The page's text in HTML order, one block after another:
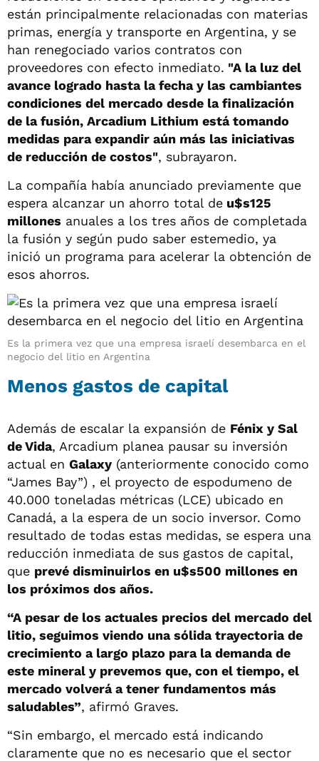
están principalmente relacionadas con materias
primas, energía y transporte en Argentina, y se
han renegociado varios contratos con
proveedores con efecto inmediato. "A la luz del
avance logrado hasta la fecha y las cambiantes
condiciones del mercado desde la finalización
de la fusión, Arcadium Lithium está tomando
medidas para expandir aún más las iniciativas
de reducción de costos", subrayaron.
La compañía había anunciado previamente que
espera alcanzar un ahorro total de u$s125
millones anuales a los tres años de completada
la fusión y según pudo saber estemedio, ya
inició un programa para acelerar la obtención de
esos ahorros.
Es la primera vez que una empresa israelí desembarca en el
negocio del litio en Argentina
Menos gastos de capital
Además de escalar la expansión de Fénix y Sal
de Vida, Arcadium planea pausar su inversión
actual en Galaxy (anteriormente conocido como
“James Bay”) , el proyecto de espodumeno de
40.000 toneladas métricas (LCE) ubicado en
Canadá, a la espera de un socio inversor. Como
resultado de todas estas medidas, se espera una
reducción inmediata de sus gastos de capital,
que prevé disminuirlos en u$s500 millones en
los próximos dos años.
“A pesar de los actuales precios del mercado del
litio, seguimos viendo una sólida trayectoria de
crecimiento a largo plazo para la demanda de
este mineral y prevemos que, con el tiempo, el
mercado volverá a tener fundamentos más
saludables”, afirmó Graves.
“Sin embargo, el mercado está indicando
claramente que no es necesario que el sector